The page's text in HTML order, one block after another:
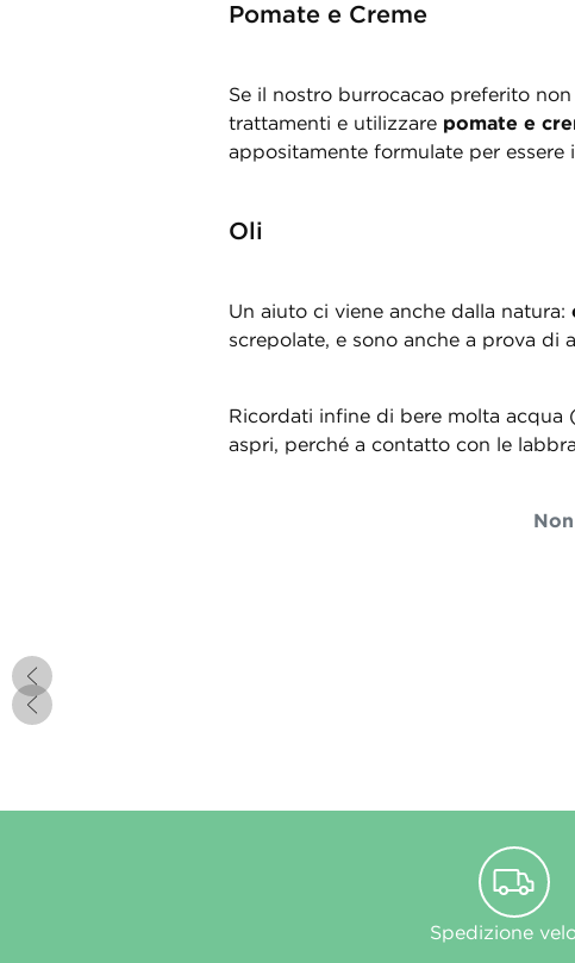
Pomate e Creme
Se il nostro burrocacao preferito
trattamenti e utilizzare pomate e
appositamente formulate per
Oli
Un aiuto ci viene anche dalla natura:
screpolate, e sono anche a prova di
Ricordati infine di bere molta acqua
aspri, perché a contatto con le
Spedizione